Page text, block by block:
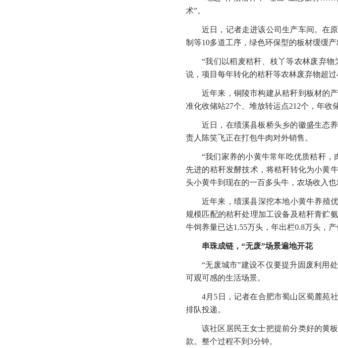
术”。
近日，记者走进该公司生产车间。在
制等10多道工序，绿色环保型的板材缓缓产
“我们以稻麦秸秆、枝丫等农林废弃物
说，项目每年转化的秸秆等农林废弃物超
近年来，铜陵市构建从秸秆到板材的
准化收储站27个、堆放转运点212个，年收
近日，在绩溪县板桥头乡的徽盛生态
责人陈笑飞正在打包牛肉对外销售。
“我们家养的小黄牛常年吃优质秸秆，
先进的秸秆发酵技术，将秸秆转化为小黄
头小黄牛到现在的一百多头牛，农场收入也
近年来，绩溪县深挖本地小黄牛养殖
规模匹配的秸秆处理加工设备及秸秆青贮
牛饲养量已达1.55万头，年出栏0.8万头，产
串珠成链，“无废”场景遍地开花
“无废城市”建设不仅要提升固废利用
可观可感的生活场景。
4月5日，记者在合肥市蜀山区蜀麓苑
排队投递。
该社区居民王女士把提前分类好的黄
款。整个过程不到3分钟。